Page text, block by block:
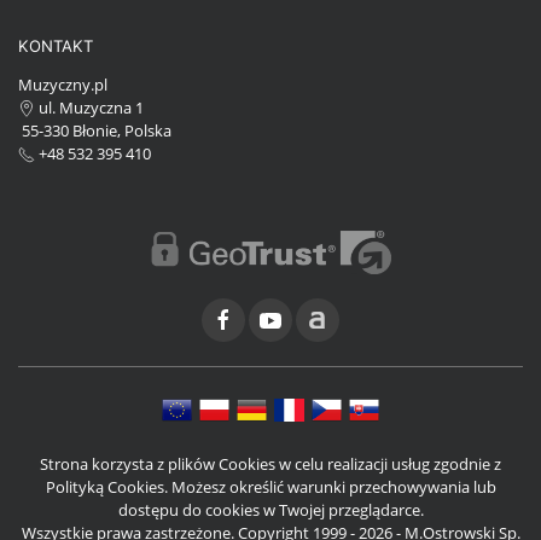
KONTAKT
Muzyczny.pl
ul. Muzyczna 1
55-330 Błonie, Polska
+48 532 395 410
Strona korzysta z plików Cookies w celu realizacji usług zgodnie z
Polityką Cookies. Możesz określić warunki przechowywania lub
dostępu do cookies w Twojej przeglądarce.
Wszystkie prawa zastrzeżone. Copyright 1999 - 2026 - M.Ostrowski Sp.